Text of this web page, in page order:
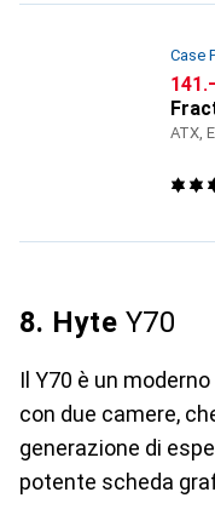
Case
CHF
ATX,
8. Hyte Y70
Il Y70 è un
con due camere,
generazione di
potente scheda